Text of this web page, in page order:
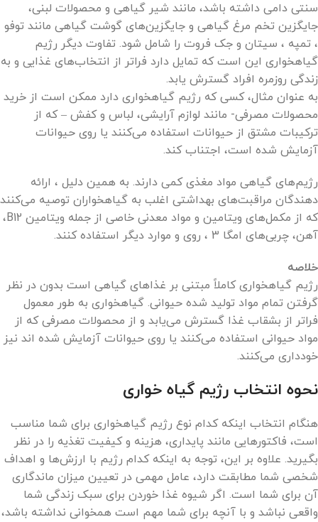
سنتی دامی داشته باشد، مانند شیر گیاهی و محصولات لبنی،
جایگزین تخم مرغ گیاهی و جایگزین‌های گوشت گیاهی مانند توفو
، تمپه ، سیتان و جک فروت را شامل شود. تفاوت دیگر رژیم
گیاهخواری این است که تمایل دارد فراتر از انتخاب‌های غذایی و به
زندگی روزمره افراد گسترش یابد.
به عنوان مثال، کسی که رژیم گیاهخواری دارد ممکن است از خرید
محصولات مصرفی- مانند لوازم آرایشی، لباس و کفش – که از
ترکیبات مشتق از حیوانات استفاده می‌کنند یا روی حیوانات
آزمایش شده است، اجتناب کند.
رژیم‌های گیاهی مواد مغذی کمی دارند. به همین دلیل ، ارائه
دهندگان مراقبت‌های بهداشتی اغلب به گیاهخواران توصیه می‌کنند
که از مکمل‌های ویتامین و مواد معدنی خاصی از جمله ویتامین B12،
آهن، چربی‌های امگا 3 ، روی و موارد دیگر استفاده کنند.
خلاصه
رژیم گیاهخواری کاملاً مبتنی بر غذاهای گیاهی است بدون در نظر
گرفتن تمام مواد تولید شده حیوانی. گیاهخواری به طور معمول
فراتر از بشقاب غذا گسترش می‌یابد و از محصولات مصرفی که از
مواد حیوانی استفاده می‌کنند یا روی حیوانات آزمایش شده اند نیز
خودداری می‌کنند.
نحوه انتخاب رژیم گیاه خواری
هنگام انتخاب اینکه کدام نوع رژیم گیاهخواری برای شما مناسب
است، فاکتورهایی مانند پایداری، هزینه و کیفیت تغذیه را در نظر
بگیرید. علاوه بر این، توجه به اینکه کدام رژیم با ارزش‌ها و اهداف
شخصی شما مطابقت دارد، عامل مهمی در تعیین میزان ماندگاری
آن برای شما است. اگر شیوه غذا خوردن برای سبک زندگی شما
واقعی نباشد و با آنچه برای شما مهم است همخوانی نداشته باشد،